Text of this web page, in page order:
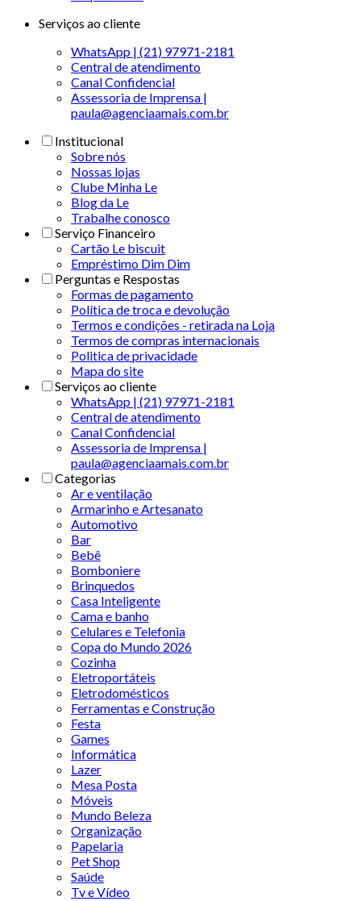
Serviços ao cliente
WhatsApp | (21) 97971-2181
Central de atendimento
Canal Confidencial
Assessoria de Imprensa |
paula@agenciaamais.com.br
Institucional
Sobre nós
Nossas lojas
Clube Minha Le
Blog da Le
Trabalhe conosco
Serviço Financeiro
Cartão Le biscuit
Empréstimo Dim Dim
Perguntas e Respostas
Formas de pagamento
Política de troca e devolução
Termos e condições - retirada na Loja
Termos de compras internacionais
Politica de privacidade
Mapa do site
Serviços ao cliente
WhatsApp | (21) 97971-2181
Central de atendimento
Canal Confidencial
Assessoria de Imprensa |
paula@agenciaamais.com.br
Categorias
Ar e ventilação
Armarinho e Artesanato
Automotivo
Bar
Bebê
Bomboniere
Brinquedos
Casa Inteligente
Cama e banho
Celulares e Telefonia
Copa do Mundo 2026
Cozinha
Eletroportáteis
Eletrodomésticos
Ferramentas e Construção
Festa
Games
Informática
Lazer
Mesa Posta
Móveis
Mundo Beleza
Organização
Papelaria
Pet Shop
Saúde
Tv e Vídeo